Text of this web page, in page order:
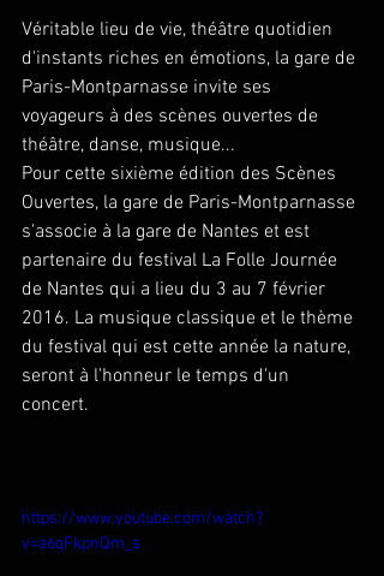
Véritable lieu de vie, théâtre quotidien
d'instants riches en émotions, la gare de
Paris-Montparnasse invite ses
voyageurs à des scènes ouvertes de
théâtre, danse, musique...
Pour cette sixième édition des Scènes
Ouvertes, la gare de Paris-Montparnasse
s'associe à la gare de Nantes et est
partenaire du festival La Folle Journée
de Nantes qui a lieu du 3 au 7 février
2016. La musique classique et le thème
du festival qui est cette année la nature,
seront à l'honneur le temps d'un
concert.
https://www.youtube.com/watch?
v=a6qFkpnQm_s